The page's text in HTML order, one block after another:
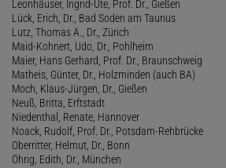
Leonhäuser, Ingrid-Ute, Prof. Dr., Gießen
Lück, Erich, Dr., Bad Soden am Taunus
Lutz, Thomas A., Dr., Zürich
Maid-Kohnert, Udo, Dr., Pohlheim
Maier, Hans Gerhard, Prof. Dr., Braunschweig
Matheis, Günter, Dr., Holzminden (auch BA)
Moch, Klaus-Jürgen, Dr., Gießen
Neuß, Britta, Erftstadt
Niedenthal, Renate, Hannover
Noack, Rudolf, Prof. Dr., Potsdam-Rehbrücke
Oberritter, Helmut, Dr., Bonn
Öhrig, Edith, Dr., München